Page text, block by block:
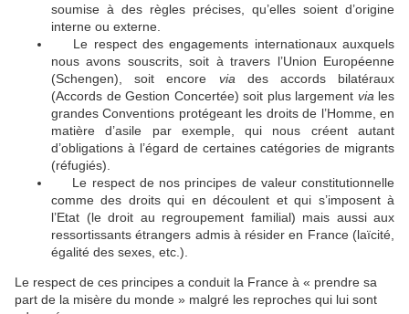
soumise à des règles précises, qu’elles soient d’origine
interne ou externe.
Le respect des engagements internationaux auxquels
nous avons souscrits, soit à travers l’Union Européenne
(Schengen), soit encore via des accords bilatéraux
(Accords de Gestion Concertée) soit plus largement via les
grandes Conventions protégeant les droits de l’Homme, en
matière d’asile par exemple, qui nous créent autant
d’obligations à l’égard de certaines catégories de migrants
(réfugiés).
Le respect de nos principes de valeur constitutionnelle
comme des droits qui en découlent et qui s’imposent à
l’Etat (le droit au regroupement familial) mais aussi aux
ressortissants étrangers admis à résider en France (laïcité,
égalité des sexes, etc.).
Le respect de ces principes a conduit la France à « prendre sa
part de la misère du monde » malgré les reproches qui lui sont